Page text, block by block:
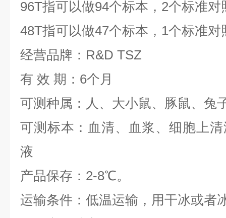
96T指可以做94个标本， 2个标准对
48T指可以做47个标本， 1个标准对
经营品牌： R&D TSZ
有 效 期： 6个月
可测种属：人、大小鼠、豚鼠、
可测标本：血清、血浆、细胞上
液
产品保存： 2-8℃。
运输条件：低温运输，用干冰或者